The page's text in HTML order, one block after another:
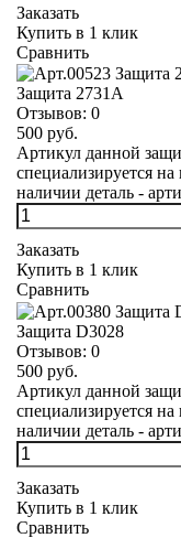
Заказать
Купить в 1 клик
Сравнить
Защита 2731А
Отзывов: 0
500 руб.
Артикул данной
специализируется
наличии деталь -
Заказать
Купить в 1 клик
Сравнить
Защита D3028
Отзывов: 0
500 руб.
Артикул данной
специализируется
наличии деталь -
Заказать
Купить в 1 клик
Сравнить